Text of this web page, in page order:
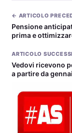
← ARTICOLO
Pensione
prima e
ARTICOLO
Vedovi ricevono
a partire da